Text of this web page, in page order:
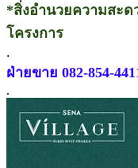
*สิ่งอำนวยความสะ
โครงการ
.
ฝ่ายขาย 082-854-
.